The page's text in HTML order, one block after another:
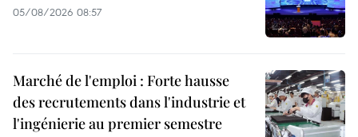
05/08/2026 08:57
Marché de l'emploi : Forte hausse
des recrutements dans l'industrie et
l'ingénierie au premier semestre